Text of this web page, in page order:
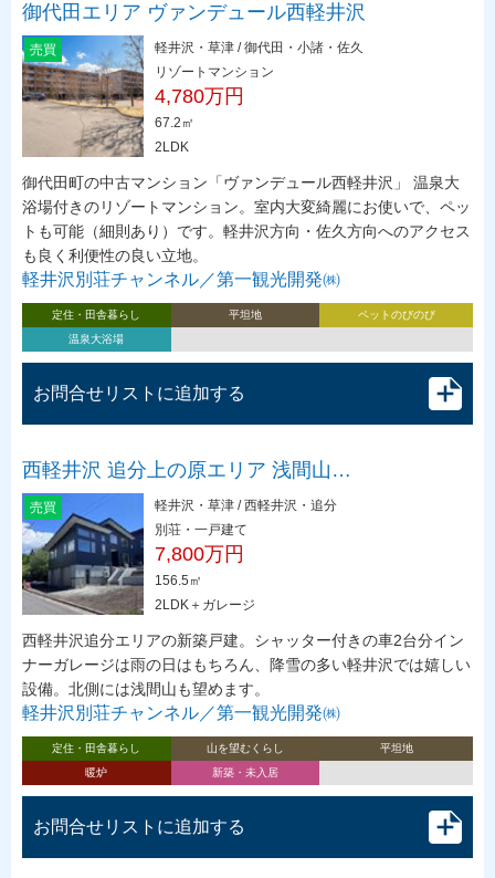
御代田エリア ヴァンデュール西軽井沢
売買
軽井沢・草津 / 御代田・小諸・佐久
リゾートマンション
4,780万円
67.2㎡
2LDK
御代田町の中古マンション「ヴァンデュール西軽井沢」 温泉大
浴場付きのリゾートマンション。室内大変綺麗にお使いで、ペッ
トも可能（細則あり）です。軽井沢方向・佐久方向へのアクセス
も良く利便性の良い立地。
軽井沢別荘チャンネル／第一観光開発㈱
定住・田舎暮らし 平坦地
ペットのびのび
温泉大浴場
お問合せリストに追加する
西軽井沢 追分上の原エリア 浅間山…
売買
軽井沢・草津 / 西軽井沢・追分
別荘・一戸建て
7,800万円
156.5㎡
2LDK＋ガレージ
西軽井沢追分エリアの新築戸建。シャッター付きの車2台分イン
ナーガレージは雨の日はもちろん、降雪の多い軽井沢では嬉しい
設備。北側には浅間山も望めます。
軽井沢別荘チャンネル／第一観光開発㈱
定住・田舎暮らし 山を望むくらし
平坦地
暖炉
新築・未入居
お問合せリストに追加する